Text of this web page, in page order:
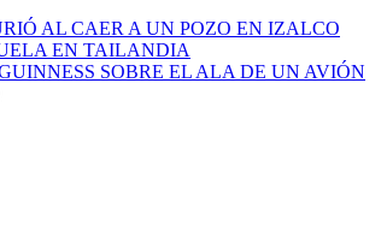
AL CAER A UN POZO EN IZALCO
EN TAILANDIA
SOBRE EL ALA DE UN AVIÓN